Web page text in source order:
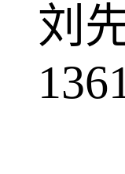
刘